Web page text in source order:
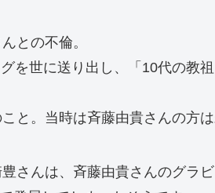
との不倫。
を世に送り出し、「10代の教
と。当時は斉藤由貴さんの方
さんは、斉藤由貴さんのグ